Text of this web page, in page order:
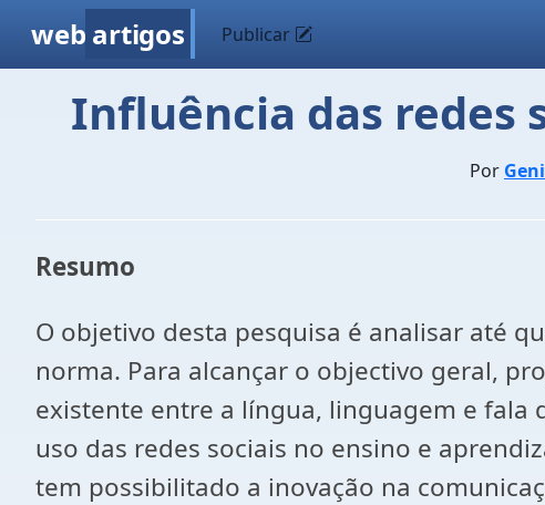
web artigos Publicar
Influência das redes
Por
Resumo
O objetivo desta pesquisa é analisar até
norma. Para alcançar o objectivo geral,
existente entre a língua, linguagem e fala
uso das redes sociais no ensino e
tem possibilitado a inovação na